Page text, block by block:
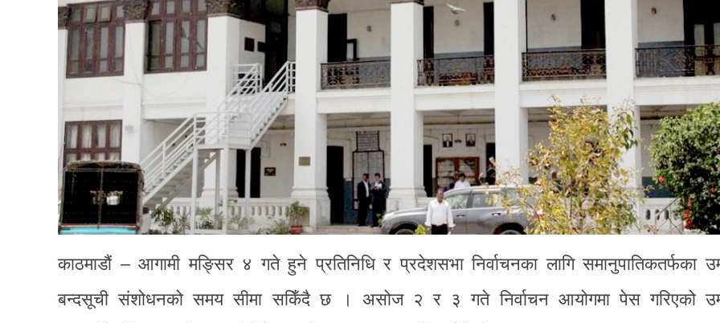
काठमाडौं – आगामी मङ्सिर ४ गते हुने प्रतिनिधि र प्रदेशसभा निर्वाचनका लागि समानुपातिकतर्फका
बन्दसूची संशोधनको समय सीमा सकिँदै छ । असोज २ र ३ गते निर्वाचन आयोगमा पेस गरिएको